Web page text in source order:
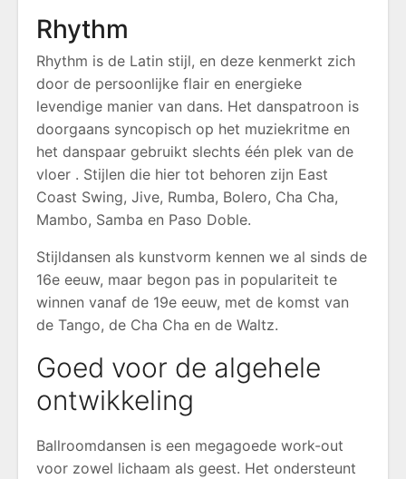
Rhythm
Rhythm is de Latin stijl, en deze kenmerkt zich
door de persoonlijke flair en energieke
levendige manier van dans. Het danspatroon is
doorgaans syncopisch op het muziekritme en
het danspaar gebruikt slechts één plek van de
vloer . Stijlen die hier tot behoren zijn East
Coast Swing, Jive, Rumba, Bolero, Cha Cha,
Mambo, Samba en Paso Doble.
Stijldansen als kunstvorm kennen we al sinds de
16e eeuw, maar begon pas in populariteit te
winnen vanaf de 19e eeuw, met de komst van
de Tango, de Cha Cha en de Waltz.
Goed voor de algehele
ontwikkeling
Ballroomdansen is een megagoede work-out
voor zowel lichaam als geest. Het ondersteunt